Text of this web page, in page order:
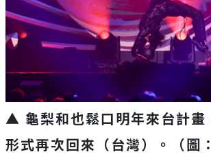
▲ 龜梨和也鬆口明年來台計畫
形式再次回來（台灣）。（圖